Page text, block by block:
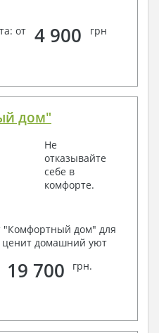
от 4 900 грн
дом"
Не
отказывайте
себе в
комфорте.
"Комфортный дом" для
ценит домашний уют
19 700 грн.